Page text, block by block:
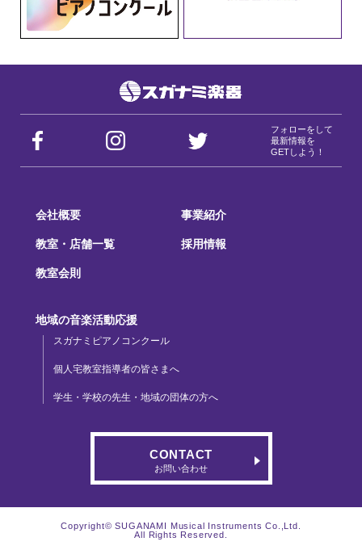
フォローをして
最新情報を
GETしよう！
会社概要 事業紹介
教室・店舗一覧 採用情報
教室会則
地域の音楽活動応援
スガナミピアノコンクール
個人宅教室指導者の皆さまへ
学生・学校の先生・地域の団体の方へ
CONTACT
お問い合わせ
Copyright© SUGANAMI Musical Instruments Co.,Ltd.
All Rights Reserved.